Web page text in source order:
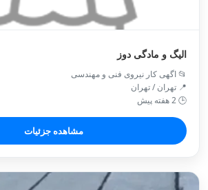
الیگ و مادگی دوز
📂 اگهی کار نیروی فنی و مهندسی
📍 تهران / تهران
🕒 2 هفته پیش
مشاهده جزئیات